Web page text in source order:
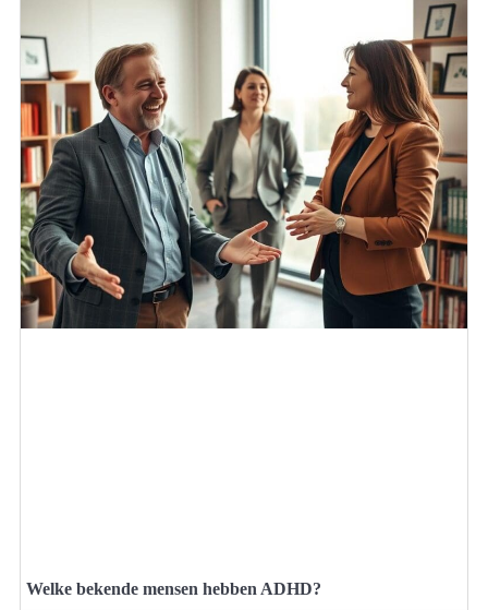
Welke bekende mensen hebben ADHD?